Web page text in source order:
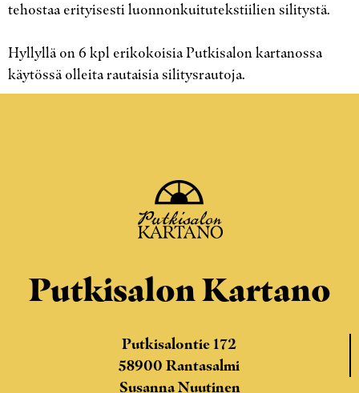
tehostaa erityisesti luonnonkuitutekstiilien silitystä.
Hyllyllä on 6 kpl erikokoisia Putkisalon kartanossa
käytössä olleita rautaisia silitysrautoja.
Putkisalon Kartano
Putkisalontie 172
58900 Rantasalmi
Susanna Nuutinen